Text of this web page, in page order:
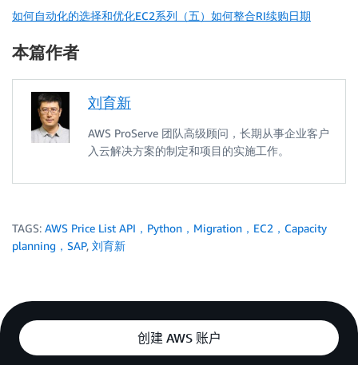
如何自动化的选择和优化EC2系列（五）如何整合RI续购日期
本篇作者
刘育新
AWS ProServe 团队高级顾问，长期从事企业客户
入云解决方案的制定和项目的实施工作。
TAGS: AWS Price List API，Python，Migration，EC2，Capacity
planning，SAP, 刘育新
创建 AWS 账户